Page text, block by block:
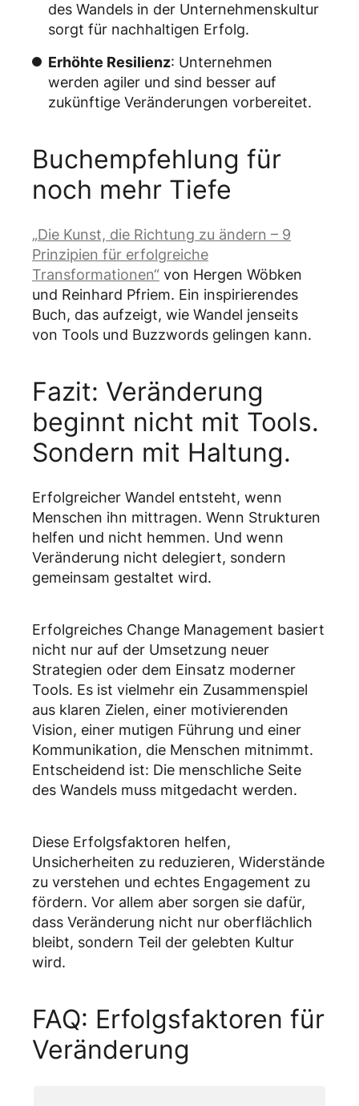
des Wandels in der Unternehmenskultur
sorgt für nachhaltigen Erfolg.
Erhöhte Resilienz: Unternehmen
werden agiler und sind besser auf
zukünftige Veränderungen vorbereitet.
Buchempfehlung für
noch mehr Tiefe
„Die Kunst, die Richtung zu ändern – 9
Prinzipien für erfolgreiche
Transformationen“ von Hergen Wöbken
und Reinhard Pfriem. Ein inspirierendes
Buch, das aufzeigt, wie Wandel jenseits
von Tools und Buzzwords gelingen kann.
Fazit: Veränderung
beginnt nicht mit Tools.
Sondern mit Haltung.
Erfolgreicher Wandel entsteht, wenn
Menschen ihn mittragen. Wenn Strukturen
helfen und nicht hemmen. Und wenn
Veränderung nicht delegiert, sondern
gemeinsam gestaltet wird.
Erfolgreiches Change Management basiert
nicht nur auf der Umsetzung neuer
Strategien oder dem Einsatz moderner
Tools. Es ist vielmehr ein Zusammenspiel
aus klaren Zielen, einer motivierenden
Vision, einer mutigen Führung und einer
Kommunikation, die Menschen mitnimmt.
Entscheidend ist: Die menschliche Seite
des Wandels muss mitgedacht werden.
Diese Erfolgsfaktoren helfen,
Unsicherheiten zu reduzieren, Widerstände
zu verstehen und echtes Engagement zu
fördern. Vor allem aber sorgen sie dafür,
dass Veränderung nicht nur oberflächlich
bleibt, sondern Teil der gelebten Kultur
wird.
FAQ: Erfolgsfaktoren für
Veränderung